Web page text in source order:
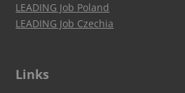
LEADING Job Poland
LEADING Job Czechia
Links